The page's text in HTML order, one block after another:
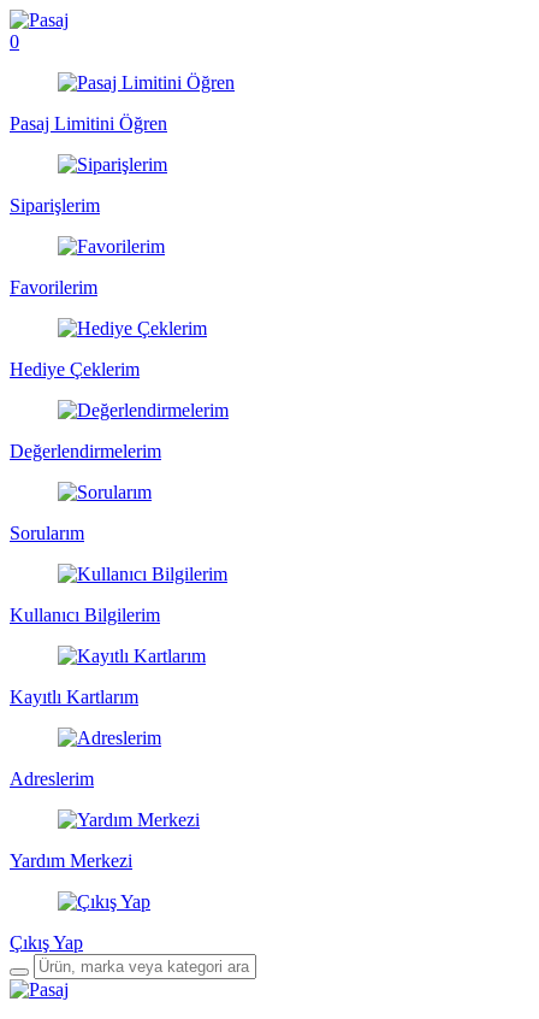
0
Pasaj Limitini Öğren
Siparişlerim
Favorilerim
Hediye Çeklerim
Değerlendirmelerim
Sorularım
Kullanıcı Bilgilerim
Kayıtlı Kartlarım
Adreslerim
Yardım Merkezi
Çıkış Yap